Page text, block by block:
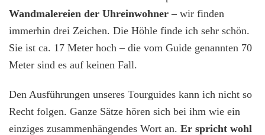
Wandmalereien der Uhreinwohner – wir finden
immerhin drei Zeichen. Die Höhle finde ich sehr schön.
Sie ist ca. 17 Meter hoch – die vom Guide genannten 70
Meter sind es auf keinen Fall.
Den Ausführungen unseres Tourguides kann ich nicht so
Recht folgen. Ganze Sätze hören sich bei ihm wie ein
einziges zusammenhängendes Wort an. Er spricht wohl